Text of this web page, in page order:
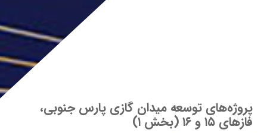
پروژه‌های توسعه میدان گازی پارس جنوبی،
فازهای ۱۵ و ۱۶ (بخش ۱)